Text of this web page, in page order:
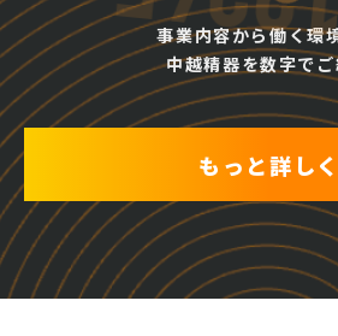
事業内容から働く環
中越精器を数字で
もっと詳しく